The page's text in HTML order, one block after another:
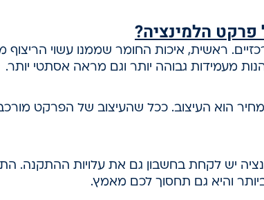
הלמינציה?
ראשית, איכות החומר שממנו עשוי הריצוף
מעמידות גבוהה יותר וגם מראה אסתטי יותר.
הוא העיצוב. ככל שהעיצוב של הפרקט
יש לקחת בחשבון גם את עלויות ההתקנה.
והיא גם תחסוך לכם מאמץ.